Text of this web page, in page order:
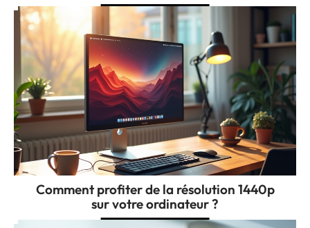
Comment profiter de la résolution 1440p
sur votre ordinateur ?